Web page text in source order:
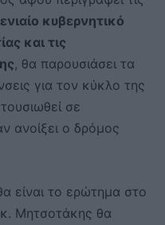
κυβερνητικό
και τις
, θα παρουσιάσει τα
για τον κύκλο της
σε
ανοίξει ο δρόμος
είναι το ερώτημα στο
κ. Μητσοτάκης θα